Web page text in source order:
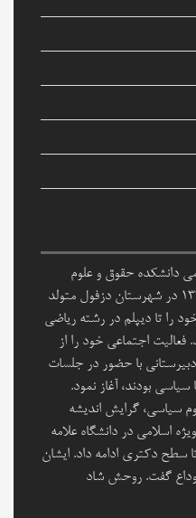
دانشکده حقوق و علوم
سیاسی دانشگاه تهران، در سال ۱۳۳۷ در شهرستان دزفول متولد
را تا دیپلم در رشته ریاضی
فعالیت اجتماعی خود را از
با حضور در جلسات
بودند، آغاز نمود.
سیاسی، گرایش اندیشه
اسلامی در دانشگاه علامه
سطح دکتری ادامه داد. ایشان